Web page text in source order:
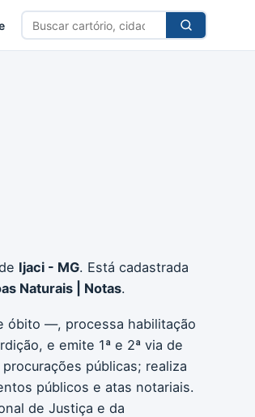
Buscar
cartório
Ijaci - MG. Está cadastrada
Naturais | Notas.
óbito —, processa habilitação
e emite 1ª e 2ª via de
públicas; realiza
públicos e atas notariais.
de Justiça e da